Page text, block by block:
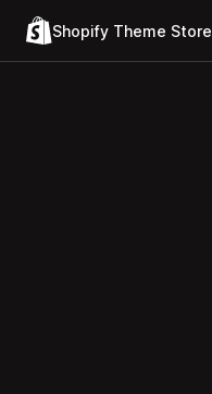
Shopify Theme Store